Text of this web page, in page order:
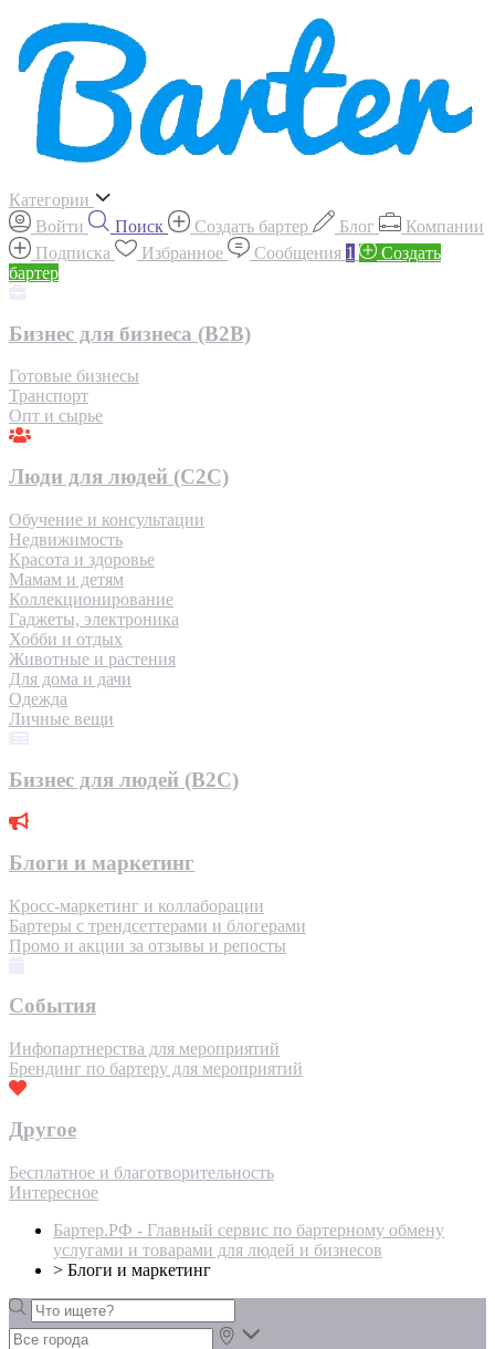
Категории
Войти
Поиск Создать бартер Блог
Компании
Подписка
Избранное Сообщения 1
Создать
бартер
Бизнес для бизнеса (B2B)
Готовые бизнесы
Транспорт
Опт и сырье
Люди для людей (С2С)
Обучение и консультации
Недвижимость
Красота и здоровье
Мамам и детям
Коллекционирование
Гаджеты, электроника
Хобби и отдых
Животные и растения
Для дома и дачи
Одежда
Личные вещи
Бизнес для людей (B2C)
Блоги и маркетинг
Кросс-маркетинг и коллаборации
Бартеры с трендсеттерами и блогерами
Промо и акции за отзывы и репосты
События
Инфопартнерства для мероприятий
Брендинг по бартеру для мероприятий
Другое
Бесплатное и благотворительность
Интересное
Бартер.РФ - Главный сервис по бартерному обмену
услугами и товарами для людей и бизнесов
> Блоги и маркетинг